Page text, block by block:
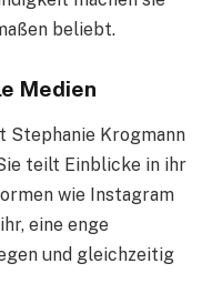
beliebt.
Medien
Stephanie Krogmann
teilt Einblicke in ihr
wie Instagram
eine enge
und gleichzeitig